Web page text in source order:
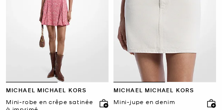
MICHAEL MICHAEL KORS
Mini-robe en crêpe satinée
MICHAEL MICHAEL KORS
Mini-jupe en denim